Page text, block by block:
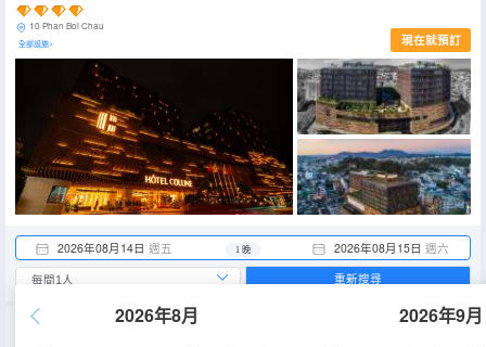
10 Phan Boi Chau
全部設施> 現在就預訂
2026年08月14日 週五 2026年08月15日 週六
1 晚
2026年8月 2026年9月
重新搜尋